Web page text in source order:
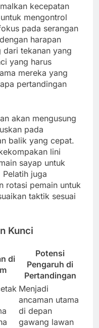
kecepatan
mengontrol
pada serangan
harapan
dari tekanan yang
yang harus
mereka yang
pertandingan
akan mengusung
pada
balik yang cepat.
lini
sayap untuk
juga
rotasi pemain untuk
taktik sesuai
Kunci
di
Potensi
Pengaruh di
Pertandingan
Menjadi
ancaman utama
di depan
gawang lawan